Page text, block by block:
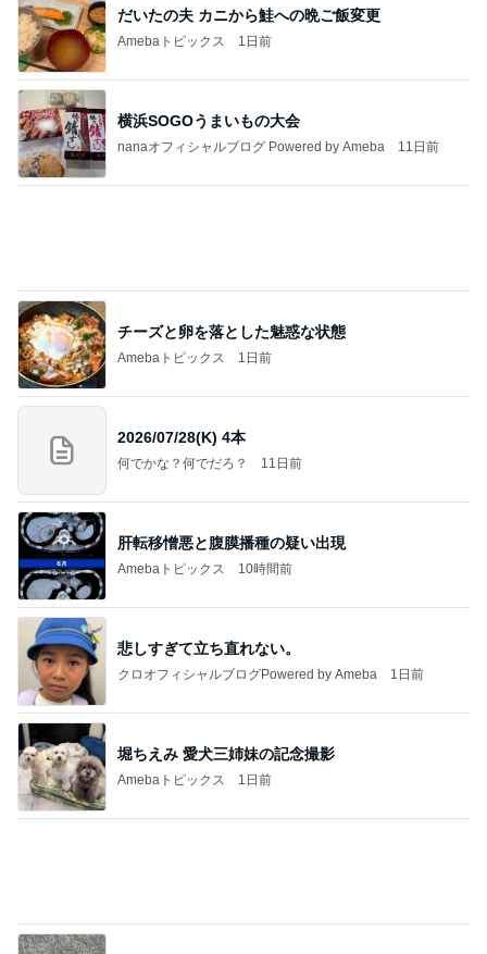
だいたの夫 カニから鮭への晩ご飯変更
Amebaトピックス 1日前
横浜SOGOうまいもの大会
nanaオフィシャルブログ Powered by Ameba 11日前
チーズと卵を落とした魅惑な状態
Amebaトピックス 1日前
2026/07/28(K) 4本
何でかな？何でだろ？ 11日前
肝転移憎悪と腹膜播種の疑い出現
Amebaトピックス 10時間前
悲しすぎて立ち直れない。
クロオフィシャルブログPowered by Ameba 1日前
堀ちえみ 愛犬三姉妹の記念撮影
Amebaトピックス 1日前